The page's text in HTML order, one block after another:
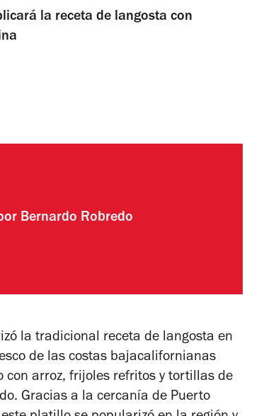
la receta de langosta con
Bernardo Robredo
la tradicional receta de langosta en
de las costas bajacalifornianas
con arroz, frijoles refritos y tortillas de
Gracias a la cercanía de Puerto